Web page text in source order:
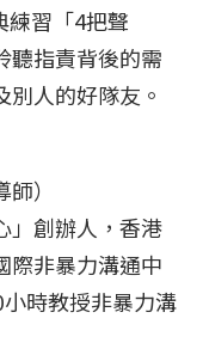
習「4把聲
聽指責背後的需
人的好隊友。
）
」創辦人，香港
際非暴力溝通中
時教授非暴力溝